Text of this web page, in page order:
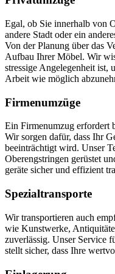
Egal, ob Sie innerhalb von
andere Stadt oder ein
Von der Planung über das
Aufbau Ihrer Möbel. Wir
stressige Angelegenheit ist,
Arbeit wie möglich
Firmenumzüge
Ein Firmenumzug erfordert
Wir sorgen dafür, dass Ihr
beeinträchtigt wird. Unser
Oberengstringen gerüstet
geräte sicher und effizient
Spezialtransporte
Wir transportieren auch
wie Kunstwerke,
zuverlässig. Unser Service
stellt sicher, dass Ihre